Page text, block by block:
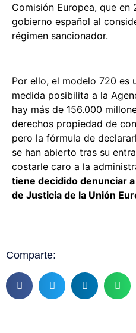
Comisión Europea, que en
gobierno español al
régimen sancionador.
Por ello, el modelo 720 es
medida posibilita a la
hay más de 156.000
derechos propiedad de
pero la fórmula de
se han abierto tras su
costarle caro a la
tiene decidido denunciar
de Justicia de la Unión
Comparte: